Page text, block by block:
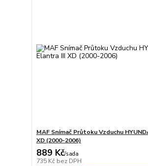
MAF Snímač Průtoku Vzduchu
XD (2000-2006)
889 Kč/sada
735 Kč bez DPH